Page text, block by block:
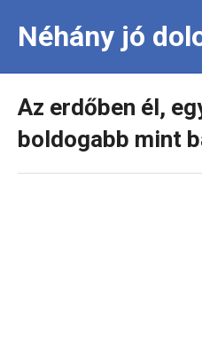
Néhány jó
Az erdőben él,
boldogabb mint